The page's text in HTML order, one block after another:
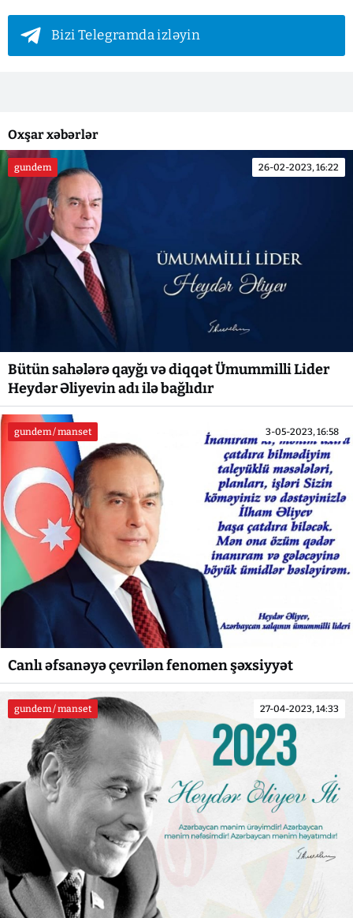
Bizi Telegramda izləyin
Oxşar xəbərlər
gundem 26-02-2023, 16:22
Bütün sahələrə qayğı və diqqət Ümummilli Lider
Heydər Əliyevin adı ilə bağlıdır
gundem / manset 3-05-2023, 16:58
Canlı əfsanəyə çevrilən fenomen şəxsiyyət
gundem / manset 27-04-2023, 14:33